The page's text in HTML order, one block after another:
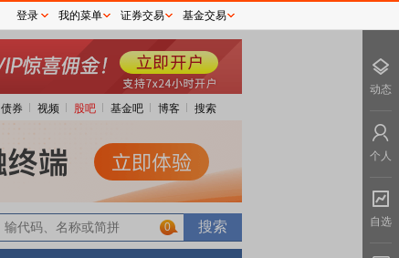
债券 视频 股吧 基金吧 博客 搜索
0
登录 我的菜单 证券交易 基金交易
动态
个人
自选